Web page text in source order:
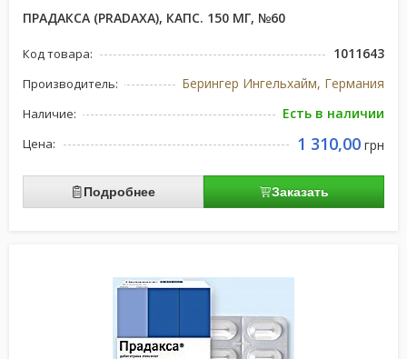
ПРАДАКСА (PRADAXA), КАПС. 150 МГ, №60
Код товара: 1011643
Производитель: Берингер Ингельхайм, Германия
Наличие: Есть в наличии
Цена: 1 310,00 грн
Подробнее Заказать